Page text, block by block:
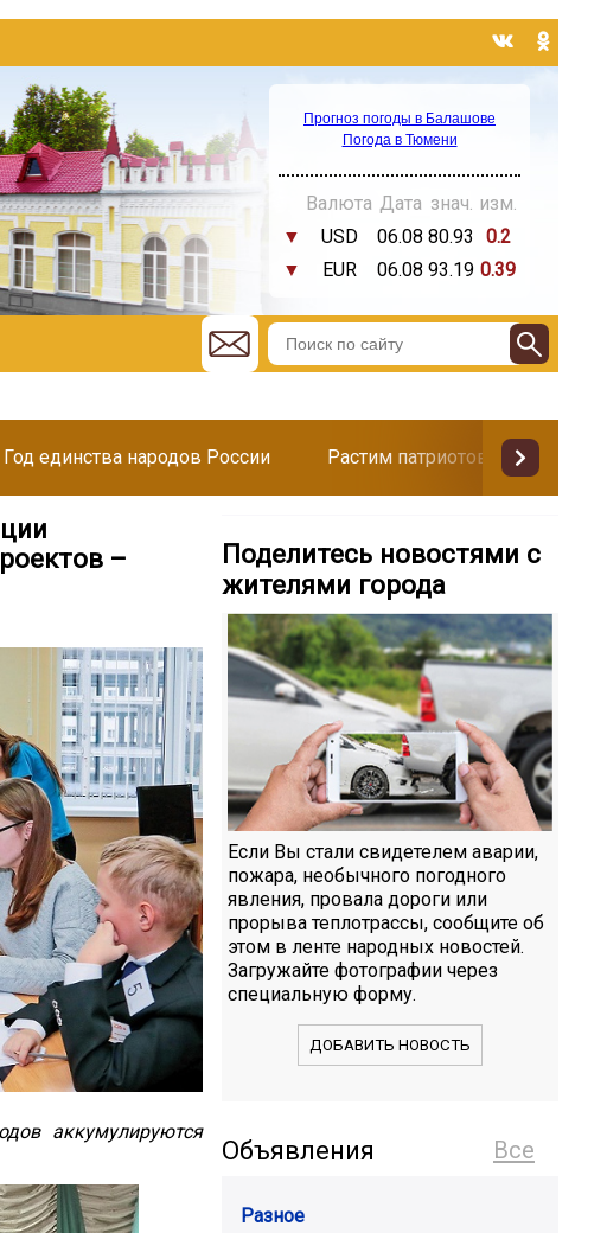
Прогноз погоды в Балашове
Погода в Тюмени
Валюта Дата знач. изм.
▼
USD 06.08 80.93
0.2
▼
EUR 06.08 93.19 0.39
единства народов России Растим патриотов
–
аккумулируются
Поделитесь новостями с
жителями города
Если Вы стали свидетелем аварии,
пожара, необычного погодного
явления, провала дороги или
прорыва теплотрассы, сообщите об
этом в ленте народных новостей.
Загружайте фотографии через
специальную форму.
ДОБАВИТЬ НОВОСТЬ
Все
Объявления
Разное